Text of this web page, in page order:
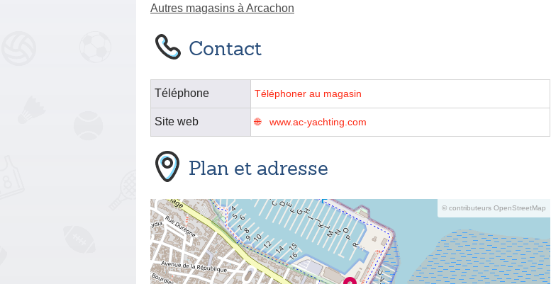
Autres magasins à Arcachon
Contact
Téléphone Téléphoner au magasin
Site web www.ac-yachting.com
Plan et adresse
© contributeurs OpenStreetMap